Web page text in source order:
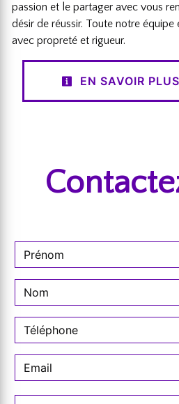
passion et le partager avec vous
désir de réussir. Toute notre
avec propreté et rigueur.
EN SAVOIR PLUS